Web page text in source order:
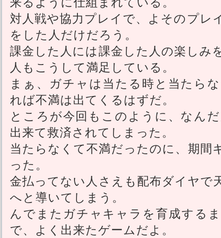
対人戦や協力プレイで、よそのプレ
をした人だけだろう。
課金した人には課金した人の楽しみ
人もこうして満足している。
まぁ、ガチャは当たる時と当たら
れば不満は出てくるはずだ。
ところが今回もこのように、なん
出来て救済されてしまった。
当たらなくて不満だったのに、期間
った。
金払ってない人さえも配布ダイヤで
へと導いてしまう。
んでまたガチャキャラを育成する
で、よく出来たゲームだよ。